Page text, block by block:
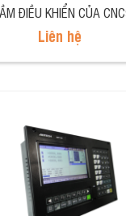
ĐIỀU KHIỂN CỦA
Liên hệ